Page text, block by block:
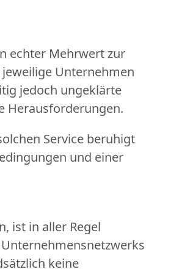
echter Mehrwert zur
Unternehmen
jedoch ungeklärte
Herausforderungen.
Service beruhigt
und einer
ist in aller Regel
keine